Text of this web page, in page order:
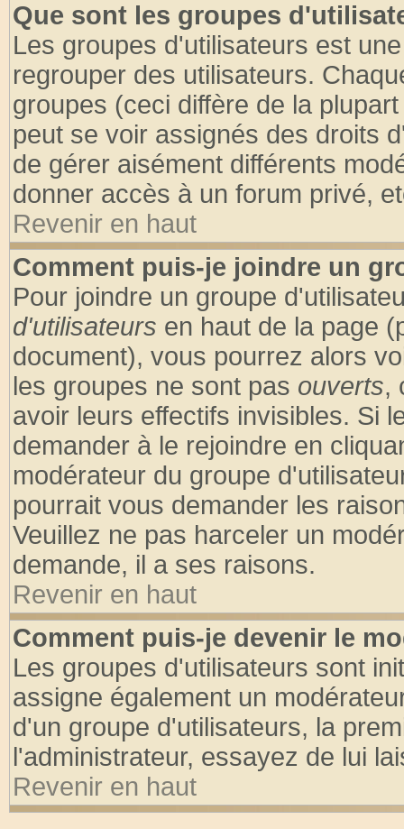
Que sont les groupes
Les groupes d'utilisateurs est
regrouper des utilisateurs.
groupes (ceci diffère de la
peut se voir assignés des droits
de gérer aisément différents
donner accès à un forum privé,
Revenir en haut
Comment puis-je joindre un
Pour joindre un groupe
d'utilisateurs en haut de la page
document), vous pourrez alors
les groupes ne sont pas ouverts,
avoir leurs effectifs invisibles. Si
demander à le rejoindre en
modérateur du groupe
pourrait vous demander les
Veuillez ne pas harceler un
demande, il a ses raisons.
Revenir en haut
Comment puis-je devenir le
Les groupes d'utilisateurs sont
assigne également un
d'un groupe d'utilisateurs, la
l'administrateur, essayez de lui
Revenir en haut